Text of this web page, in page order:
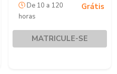
De 10 a 120
horas
Grátis
MATRICULE-SE